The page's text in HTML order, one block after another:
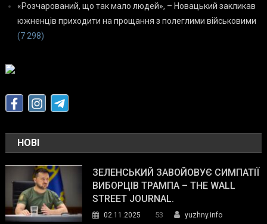
«Розчарований, що так мало людей», – Новацький закликав
южненців приходити на прощання з полеглими військовими
(7 298)
НОВІ
ЗЕЛЕНСЬКИЙ ЗАВОЙОВУЄ СИМПАТІЇ
ВИБОРЦІВ ТРАМПА – THE WALL
STREET JOURNAL.
02.11.2025 53
yuzhny.info